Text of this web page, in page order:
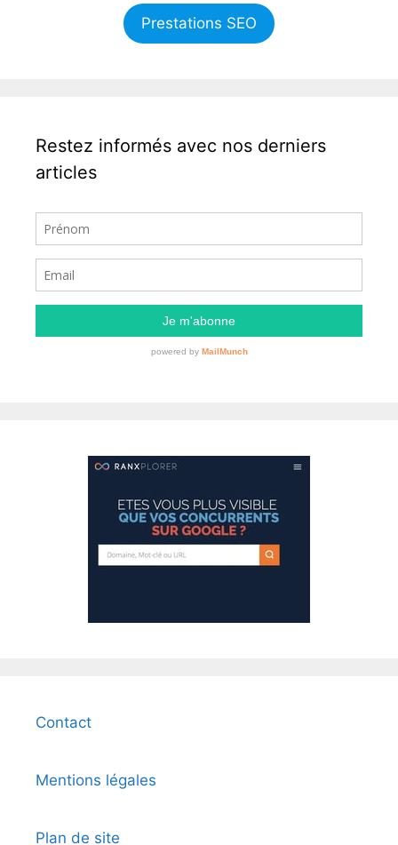
Prestations SEO
Restez informés avec nos derniers
articles
Contact
Mentions légales
Plan de site